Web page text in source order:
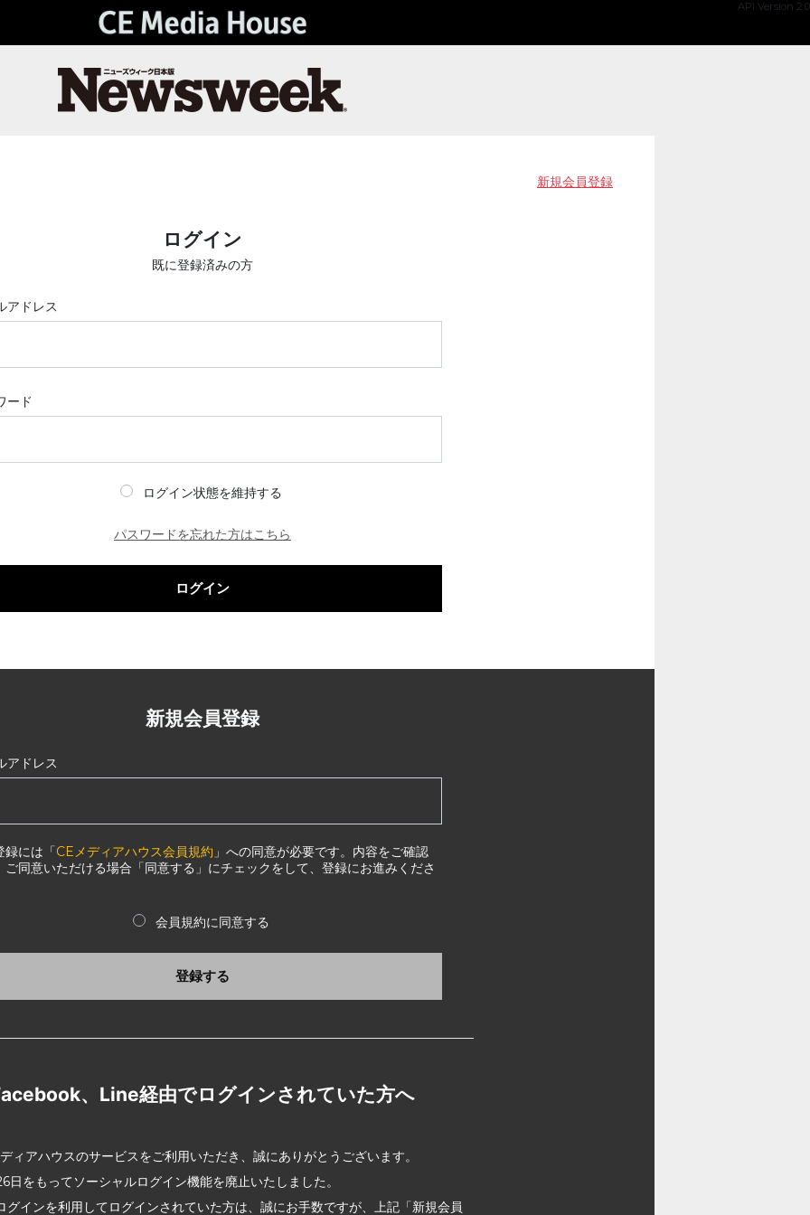
API Version 2.0
新規会員登録
ログイン
既に登録済みの方
アドレス
ード
ログイン状態を維持する
パスワードを忘れた方はこちら
ログイン
新規会員登録
アドレス
録には「CEメディアハウス会員規約 」への同意が必要です。内容をご確認
ご同意いただける場合「同意する」にチェックをして、登録にお進みくださ
会員規約に同意する
登録する
、Line経由でログインされていた方へ
ィアハウスのサービスをご利用いただき、誠にありがとうございます。
日をもってソーシャルログイン機能を廃止いたしました。
グインを利用してログインされていた方は、誠にお手数ですが、上記「新規会員